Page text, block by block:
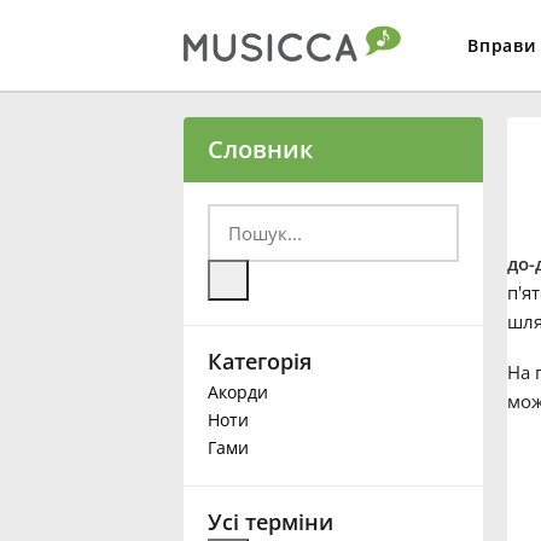
Вправи
Български
Deutsch
Español
Словник
Категорія
Акорди
Ноти
Гами
Усі терміни
до-
На